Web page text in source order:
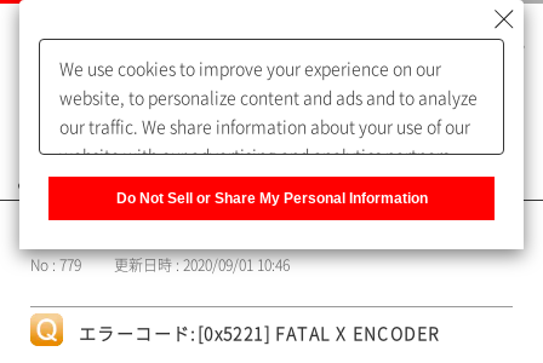
よくあるご質問（FAQ）
No : 779 更新日時 : 2020/09/01 10:46
エラーコード:[0x5221] FATAL X ENCODER
We use cookies to improve your experience on our
website, to personalize content and ads and to analyze
our traffic. We share information about your use of our
website with our advertising and analytics partners,
of our sharing information about you with our partners.
Information] to customize your cookie settings on our
Do Not Sell or Share My Personal Information